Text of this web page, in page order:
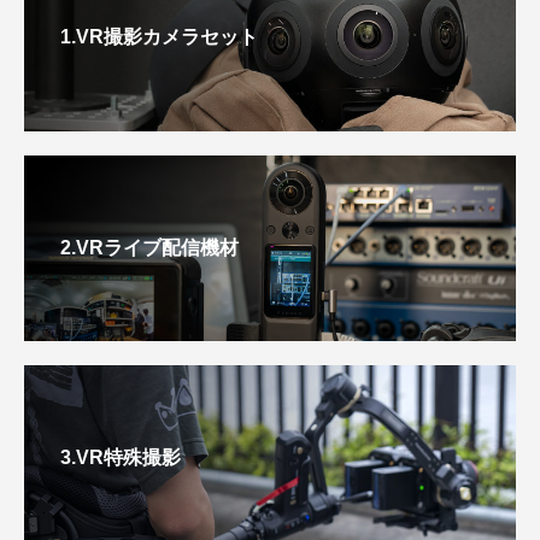
1.VR撮影カメラセット
2.VRライブ配信機材
3.VR特殊撮影